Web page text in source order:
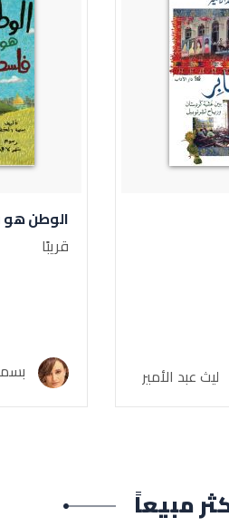
ليث عبد الأمير
الوطن
قريبًا
مبيعاً